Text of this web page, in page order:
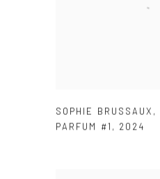
SOPHIE BRUSSAUX ,
PARFUM #1 , 2024